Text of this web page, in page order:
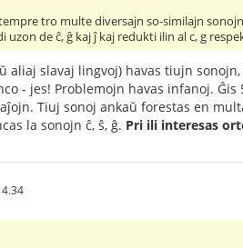
tro multe diversajn so-similajn
uzon de ĉ, ĝ kaj ĵ kaj redukti ilin al c, g
aliaj slavaj lingvoj) havas tiujn
- jes! Problemojn havas infanoj.
Tiuj sonoj ankaŭ forestas en
la sonojn ĉ, ŝ, ĝ. Pri ili interesas